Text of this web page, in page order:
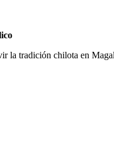
la tradición chilota en